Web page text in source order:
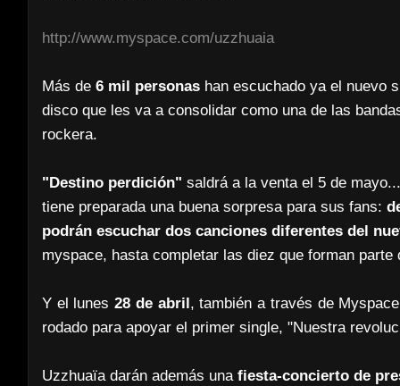
http://www.myspace.com/uzzhuaia
Más de 6 mil personas han escuchado ya el nuevo
disco que les va a consolidar como una de las
rockera.
"Destino perdición" saldrá a la venta el 5 de
tiene preparada una buena sorpresa para sus fans:
podrán escuchar dos canciones diferentes del
myspace, hasta completar las diez que forman parte
Y el lunes28 de abril , también a través de
rodado para apoyar el primer single, "Nuestra
Uzzhuaïa darán además una fiesta-concierto de